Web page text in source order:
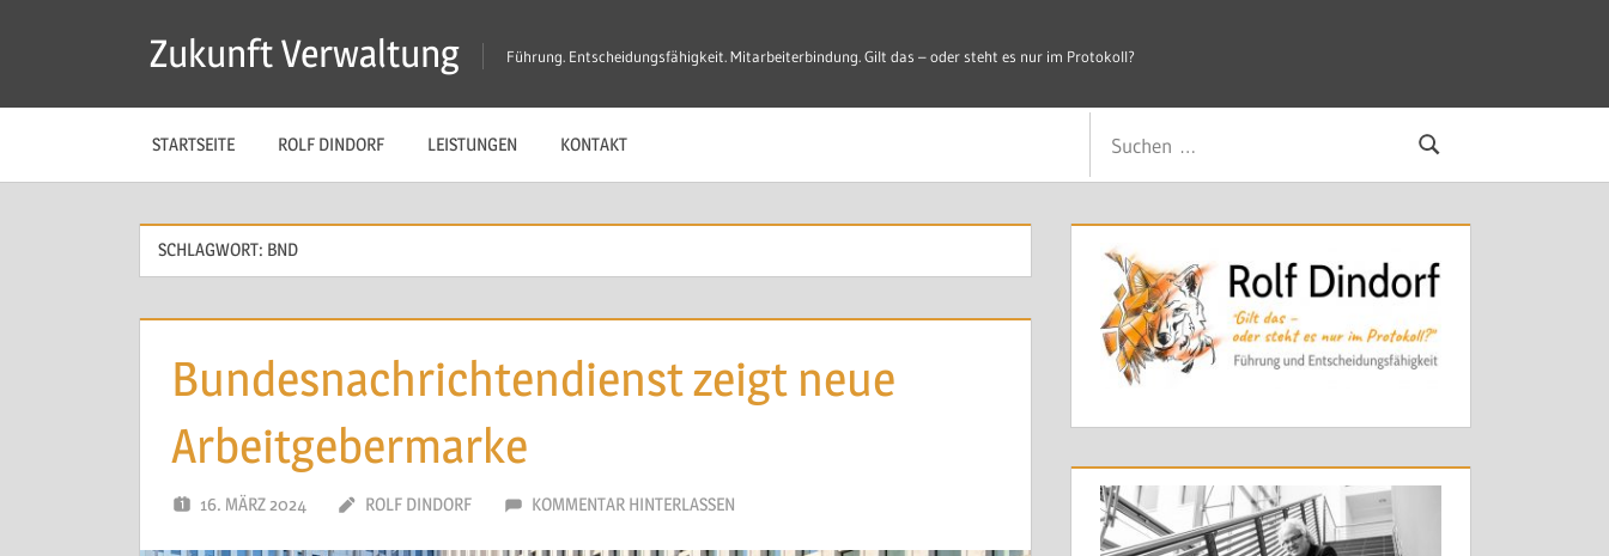
Zukunft Verwaltung Führung. Entscheidungsfähigkeit. Mitarbeiterbindung. Gilt das – oder steht es nur im Protokoll?
STARTSEITE ROLF DINDORF LEISTUNGEN KONTAKT
Suchen
SCHLAGWORT: BND
Bundesnachrichtendienst zeigt neue
Arbeitgebermarke
16. MÄRZ 2024 ROLF DINDORF KOMMENTAR HINTERLASSEN